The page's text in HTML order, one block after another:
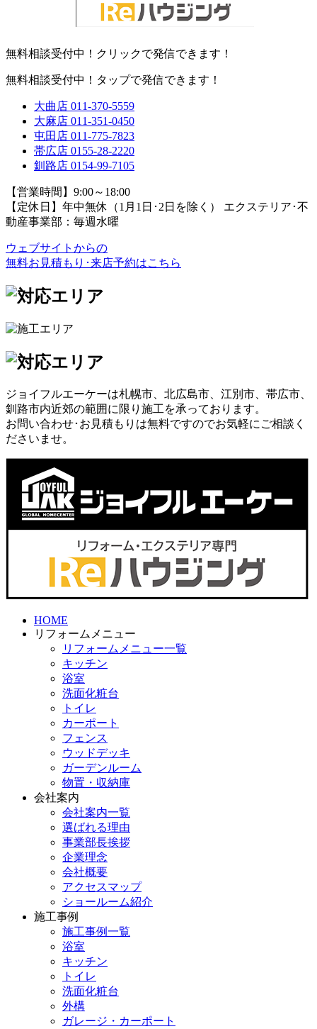
無料相談受付中！クリックで発信できます！
無料相談受付中！タップで発信できます！
大曲店 011-370-5559
大麻店 011-351-0450
屯田店 011-775-7823
帯広店 0155-28-2220
釧路店 0154-99-7105
【営業時間】9:00～18:00
【定休日】年中無休（1月1日･2日を除く） エクステリア･不
動産事業部：毎週水曜
ウェブサイトからの
無料お見積もり･来店予約はこちら
ジョイフルエーケーは札幌市、北広島市、江別市、帯広市、
釧路市内近郊の範囲に限り施工を承っております。
お問い合わせ･お見積もりは無料ですのでお気軽にご相談く
ださいませ。
HOME
リフォームメニュー
リフォームメニュー一覧
キッチン
浴室
洗面化粧台
トイレ
カーポート
フェンス
ウッドデッキ
ガーデンルーム
物置・収納庫
会社案内
会社案内一覧
選ばれる理由
事業部長挨拶
企業理念
会社概要
アクセスマップ
ショールーム紹介
施工事例
施工事例一覧
浴室
キッチン
トイレ
洗面化粧台
外構
ガレージ・カーポート